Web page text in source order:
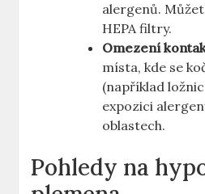
alergenů.
HEPA filtry.
Omezení
místa, kde se
(například
expozici
oblastech.
Pohledy na